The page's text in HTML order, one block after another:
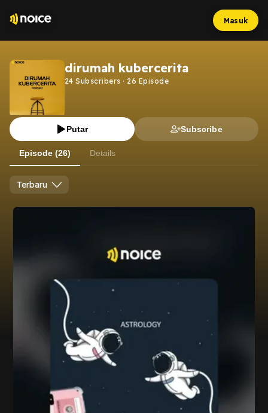
Masuk
dirumah kubercerita
24 Subscribers · 26 Episode
Putar Subscribe
Episode (26) Details
Terbaru